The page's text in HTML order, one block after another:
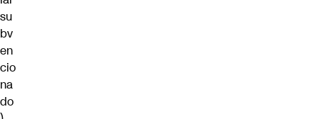
su
bv
en
cio
na
do